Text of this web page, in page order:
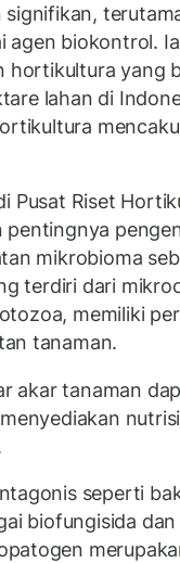
agen biokontrol.
hortikultura yang
lahan di
Pusat Riset
pentingnya
mikrobioma
terdiri dari
memiliki
tanaman.
akar tanaman
seperti
biofungisida